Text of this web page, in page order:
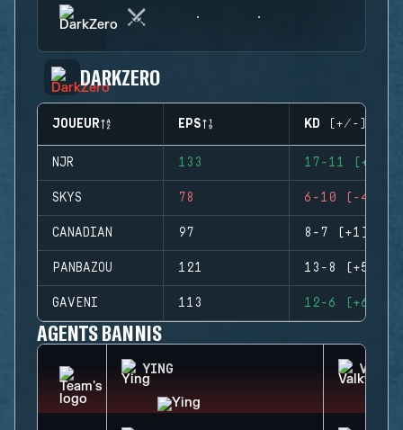
DARKZERO
JOUEUR EPS KD (+/-)
NJR 133 17-11 (+6)
SKYS 78 6-10 (-4)
CANADIAN 97 8-7 (+1)
PANBAZOU 121 13-8 (+5)
GAVENI 113 12-6 (+6)
AGENTS BANNIS
YING